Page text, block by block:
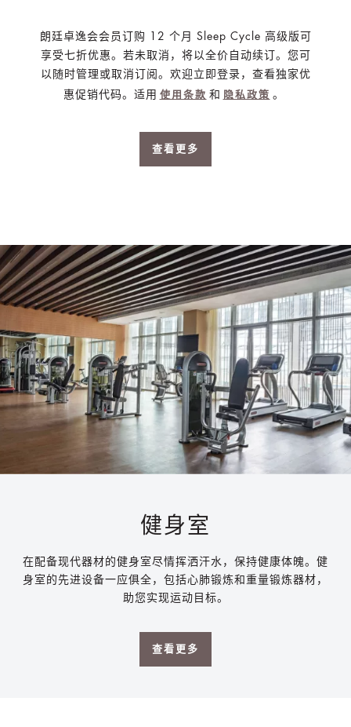
朗廷卓逸会会员订购 12 个月 Sleep Cycle 高级版可
享受七折优惠。若未取消，将以全价自动续订。您可
以随时管理或取消订阅。欢迎立即登录，查看独家优
惠促销代码。适用 使用条款 和 隐私政策 。
查看更多
健身室
在配备现代器材的健身室尽情挥洒汗水，保持健康体魄。健
身室的先进设备一应俱全，包括心肺锻炼和重量锻炼器材，
助您实现运动目标。
查看更多